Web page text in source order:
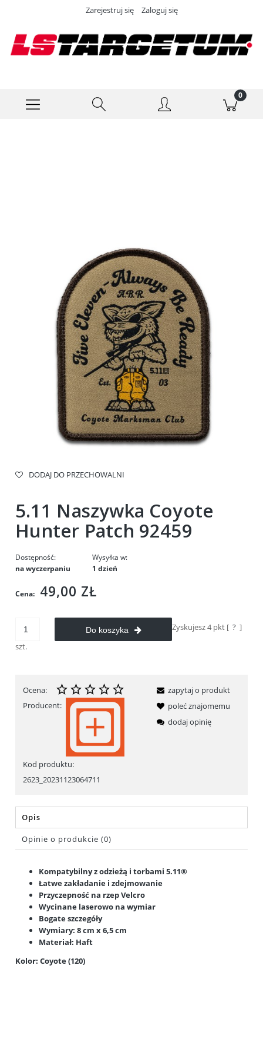
Zarejestruj się Zaloguj się
DODAJ DO PRZECHOWALNI
5.11 Naszywka Coyote
Hunter Patch 92459
Dostępność:
na wyczerpaniu
Wysyłka w:
1 dzień
Cena: 49,00 ZŁ
szt.
Do koszyka Zyskujesz4pkt [ ? ]
Ocena:
Producent:
Kod produktu:
2623_20231123064711
zapytaj o produkt
poleć znajomemu
dodaj opinię
Opis
Opinie o produkcie (0)
Kompatybilny z odzieżą i torbami 5.11®
Łatwe zakładanie i zdejmowanie
Przyczepność na rzep Velcro
Wycinane laserowo na wymiar
Bogate szczegóły
Wymiary: 8 cm x 6,5 cm
Materiał: Haft
Kolor: Coyote (120)